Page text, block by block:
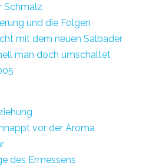
Schmalz
und die Folgen
mit dem neuen Salbader
man doch umschaltet
vor der Aroma
des Ermessens